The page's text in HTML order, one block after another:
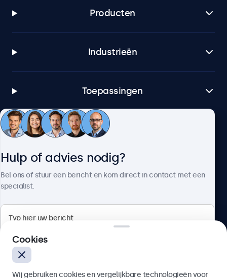
Producten
Industrieën
Toepassingen
Klantenservice
Hulp of advies nodig?
Bel ons of stuur een bericht en kom direct in contact met een
specialist.
Cookies
Wij gebruiken cookies en vergelijkbare technologieën voor